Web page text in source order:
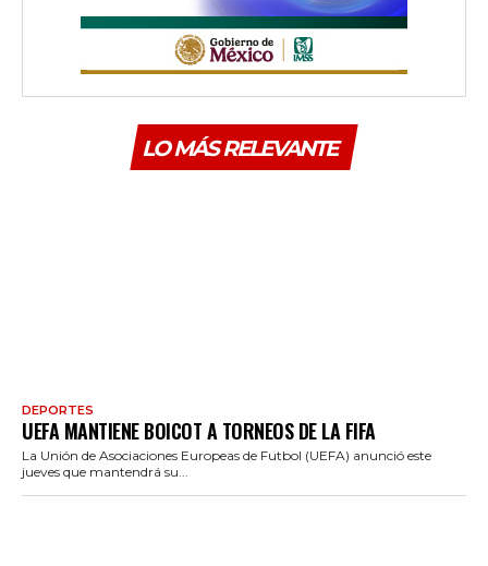
LO MÁS RELEVANTE
DEPORTES
UEFA MANTIENE BOICOT A TORNEOS DE LA FIFA
La Unión de Asociaciones Europeas de Futbol (UEFA) anunció este
jueves que mantendrá su...